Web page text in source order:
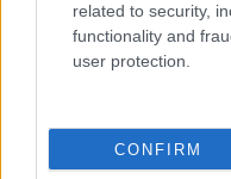
related to security,
functionality and
user protection.
CONFIRM